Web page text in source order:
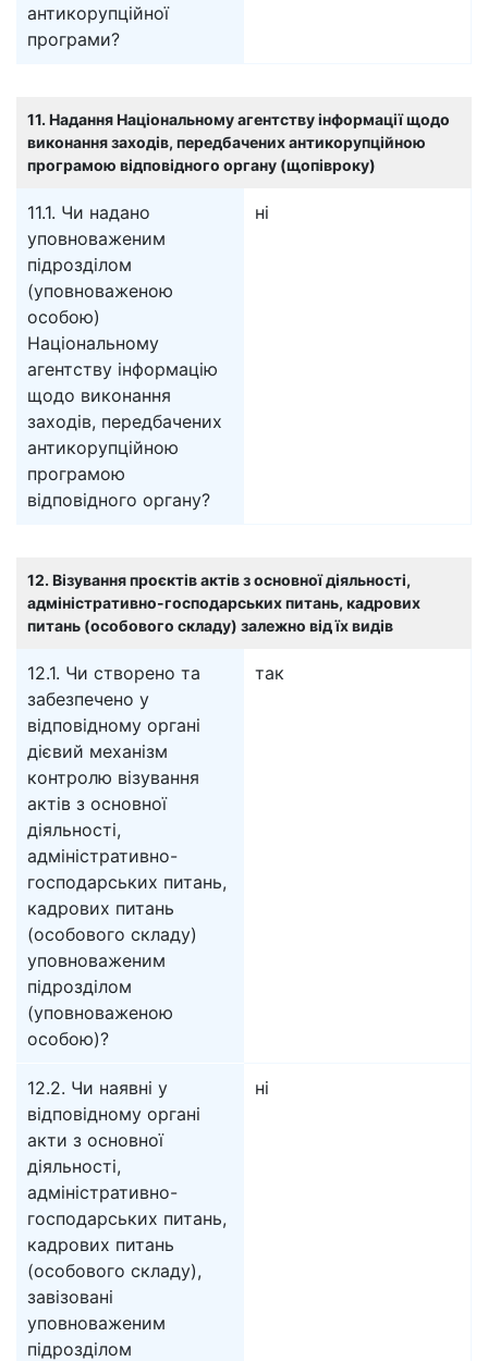
антикорупційної
програми?
11. Надання Національному агентству інформації щодо
виконання заходів, передбачених антикорупційною
програмою відповідного органу (щопівроку)
11.1. Чи надано
уповноваженим
підрозділом
(уповноваженою
особою)
Національному
агентству інформацію
щодо виконання
заходів, передбачених
антикорупційною
програмою
відповідного органу?
ні
12. Візування проєктів актів з основної діяльності,
адміністративно-господарських питань, кадрових
питань (особового складу) залежно від їх видів
12.1. Чи створено та
забезпечено у
відповідному органі
дієвий механізм
контролю візування
актів з основної
діяльності,
адміністративно-
господарських питань,
кадрових питань
(особового складу)
уповноваженим
підрозділом
(уповноваженою
особою)?
так
12.2. Чи наявні у
відповідному органі
акти з основної
діяльності,
адміністративно-
господарських питань,
кадрових питань
(особового складу),
завізовані
уповноваженим
підрозділом
ні